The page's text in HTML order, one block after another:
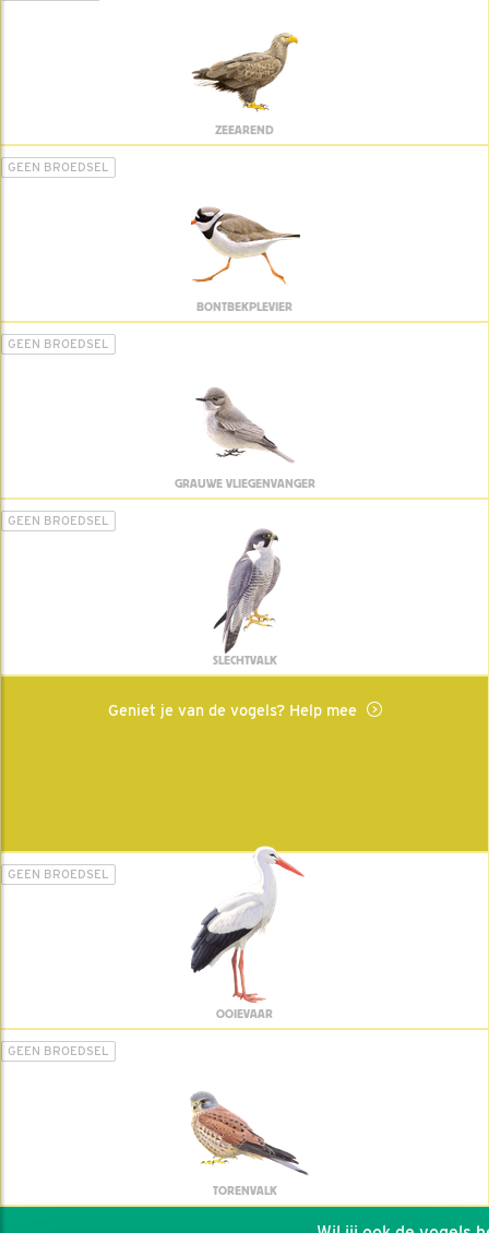
ZEEAREND
GEEN BROEDSEL
BONTBEKPLEVIER
GEEN BROEDSEL
GRAUWE VLIEGENVANGER
GEEN BROEDSEL
SLECHTVALK
Geniet je van de vogels? Help mee
GEEN BROEDSEL
OOIEVAAR
GEEN BROEDSEL
TORENVALK